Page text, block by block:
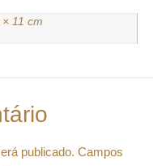
11 cm
publicado. Campos